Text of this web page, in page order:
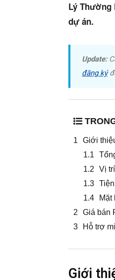
Lý Thường
dự án.
Update:
đăng ký
Giới
Vị
Mặt
Giá bán
Hỗ trợ
Giới